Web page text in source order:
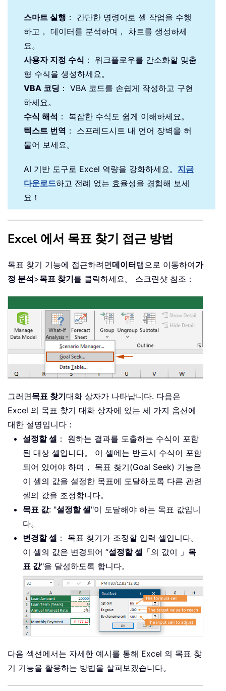
스마트 실행 ： 간단한 명령어로 셀 작업을 수행
하고， 데이터를 분석하며， 차트를 생성하세
요。
사용자 지정 수식 ： 워크플로우를 간소화할 맞춤
형 수식을 생성하세요。
VBA 코딩 ： VBA 코드를 손쉽게 작성하고 구현
하세요。
수식 해석 ： 복잡한 수식도 쉽게 이해하세요。
텍스트 번역 ： 스프레드시트 내 언어 장벽을 허
물어 보세요。
AI 기반 도구로 Excel 역량을 강화하세요。 지금
다운로드하고 전례 없는 효율성을 경험해 보세
요！
Excel 에서 목표 찾기 접근 방법
목표 찾기 기능에 접근하려면데이터탭으로 이동하여가
정 분석>목표 찾기를 클릭하세요。 스크린샷 참조：
그러면목표 찾기대화 상자가 나타납니다. 다음은
Excel 의 목표 찾기 대화 상자에 있는 세 가지 옵션에
대한 설명입니다：
설정할 셀 ： 원하는 결과를 도출하는 수식이 포함
된 대상 셀입니다。 이 셀에는 반드시 수식이 포함
되어 있어야 하며， 목표 찾기(Goal Seek) 기능은
이 셀의 값을 설정한 목표에 도달하도록 다른 관련
셀의 값을 조정합니다。
목표 값: "설정할 셀"이 도달해야 하는 목표 값입니
다。
변경할 셀 ： 목표 찾기가 조정할 입력 셀입니다。
이 셀의 값은 변경되어 “설정할 셀 「의 값이 」 목
표 값"을 달성하도록 합니다。
다음 섹션에서는 자세한 예시를 통해 Excel 의 목표 찾
기 기능을 활용하는 방법을 살펴보겠습니다。